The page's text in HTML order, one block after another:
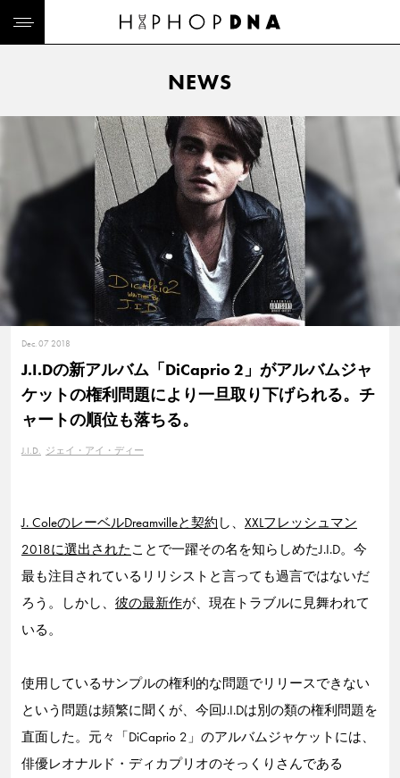
NEWS
Dec. 07 2018
J.I.Dの新アルバム「DiCaprio 2」がアルバムジャ
ケットの権利問題により一旦取り下げられる。チ
ャートの順位も落ちる。
J.I.D. ジェイ・アイ・ディー
J. ColeのレーベルDreamvilleと契約 し、 XXLフレッシュマン
2018に選出されたことで一躍その名を知らしめたJ.I.D。今
最も注目されているリリシストと言っても過言ではないだ
ろう。しかし、 彼の最新作が、現在トラブルに見舞われて
いる。
使用しているサンプルの権利的な問題でリリースできない
という問題は頻繁に聞くが、今回J.I.Dは別の類の権利問題を
直面した。元々「DiCaprio 2」のアルバムジャケットには、
俳優レオナルド・ディカプリオのそっくりさんである